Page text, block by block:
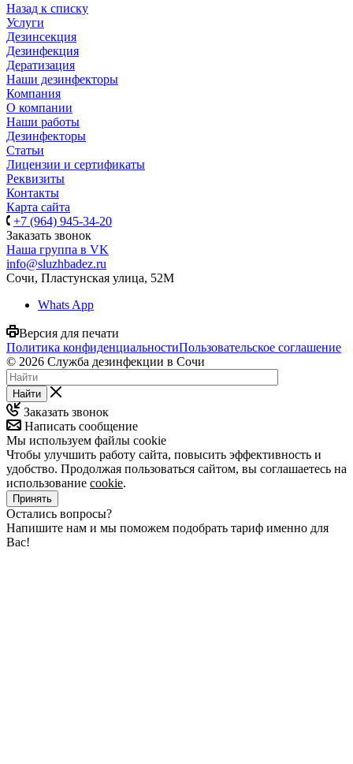
Назад к списку
Услуги
Дезинсекция
Дезинфекция
Дератизация
Наши дезинфекторы
Компания
О компании
Наши работы
Дезинфекторы
Статьи
Лицензии и сертификаты
Реквизиты
Контакты
Карта сайта
+7 (964) 945-34-20
Заказать звонок
Наша группа в VK
info@sluzhbadez.ru
Сочи, Пластунская улица, 52М
Whats App
Версия для печати
Политика конфиденциальностиПользовательское соглашение
© 2026 Служба дезинфекции в Сочи
Найти
Заказать звонок
Написать сообщение
Мы используем файлы cookie
Чтобы улучшить работу сайта, повысить эффективность и
удобство. Продолжая пользоваться сайтом, вы соглашаетесь на
использование cookie.
Принять
Остались вопросы?
Напишите нам и мы поможем подобрать тариф именно для
Вас!